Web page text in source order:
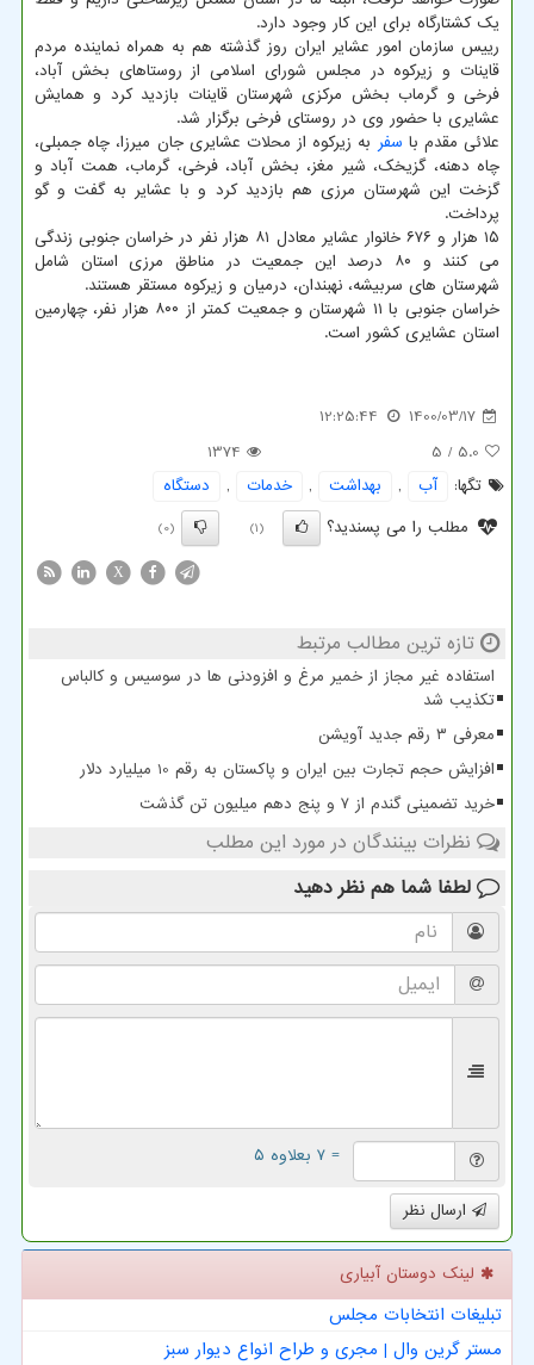
یک کشتارگاه برای این کار وجود دارد.
رییس سازمان امور عشایر ایران روز گذشته هم به همراه نماینده مردم
قاینات و زیرکوه در مجلس شورای اسلامی از روستاهای بخش آباد،
فرخی و گرماب بخش مرکزی شهرستان قاینات بازدید کرد و همایش
عشایری با حضور وی در روستای فرخی برگزار شد.
علائی مقدم با سفر به زیرکوه از محلات عشایری جان میرزا، چاه جمبلی،
چاه دهنه، گزیخک، شیر مغز، بخش آباد، فرخی، گرماب، همت آباد و
گزخت این شهرستان مرزی هم بازدید کرد و با عشایر به گفت و گو
پرداخت.
۱۵ هزار و ۶۷۶ خانوار عشایر معادل ۸۱ هزار نفر در خراسان جنوبی زندگی
می کنند و ۸۰ درصد این جمعیت در مناطق مرزی استان شامل
شهرستان های سربیشه، نهبندان، درمیان و زیرکوه مستقر هستند.
خراسان جنوبی با ۱۱ شهرستان و جمعیت کمتر از ۸۰۰ هزار نفر، چهارمین
استان عشایری کشور است.
1400/03/17
12:25:44
5.0
/ 5
1374
تگها:
آب , بهداشت , خدمات ,
دستگاه
مطلب را می پسندید؟
(1)
(0)
X
تازه ترین مطالب مرتبط
استفاده غیر مجاز از خمیر مرغ و افزودنی ها در سوسیس و کالباس
تکذیب شد
معرفی ۳ رقم جدید آویشن
افزایش حجم تجارت بین ایران و پاکستان به رقم 10 میلیارد دلار
خرید تضمینی گندم از ۷ و پنج دهم میلیون تن گذشت
نظرات بینندگان در مورد این مطلب
لطفا شما هم نظر دهید
= ۷ بعلاوه ۵
ارسال نظر
لینک دوستان آبیاری
تبلیغات انتخابات مجلس
مستر گرین وال | مجری و طراح انواع دیوار سبز